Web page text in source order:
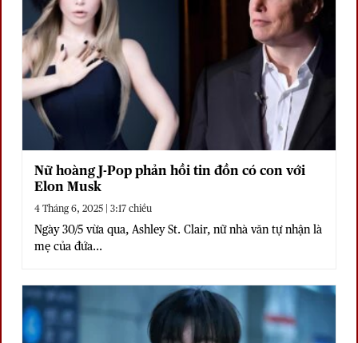
Nữ hoàng J-Pop phản hồi tin đồn có con với
Elon Musk
4 Tháng 6, 2025 | 3:17 chiều
Ngày 30/5 vừa qua, Ashley St. Clair, nữ nhà văn tự nhận là
mẹ của đứa...